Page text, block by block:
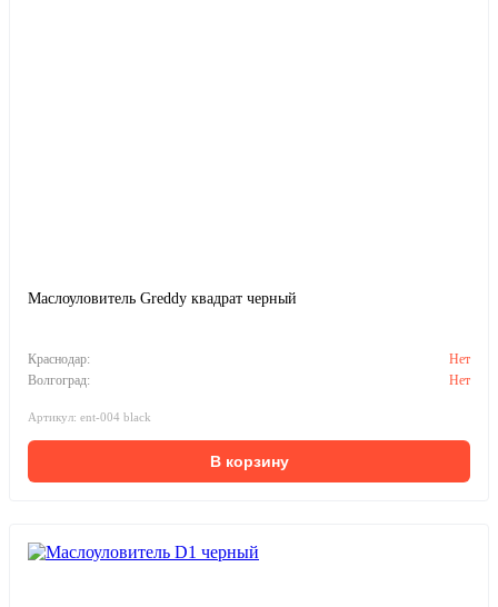
Маслоуловитель Greddy квадрат черный
Краснодар:
Нет
Волгоград:
Нет
Артикул: ent-004 black
В корзину